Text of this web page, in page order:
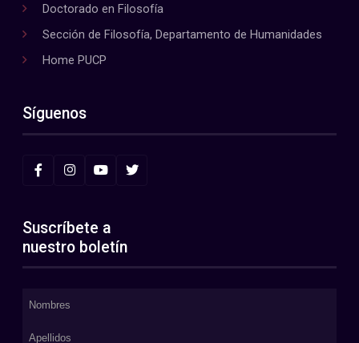
Doctorado en Filosofía
Sección de Filosofía, Departamento de Humanidades
Home PUCP
Síguenos
Suscríbete a
nuestro boletín